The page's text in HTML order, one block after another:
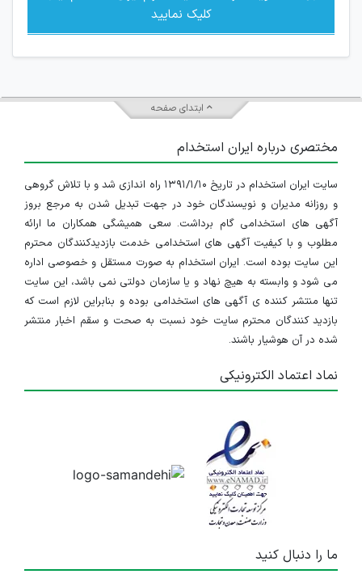
کلیک نمایید
ابتدای صفحه
مختصری درباره ایران استخدام
سایت ایران استخدام در تاریخ ۱۳۹۱/۱/۱۰ راه اندازی شد و با تلاش گروهی
و روزانه مدیران و نویسندگان خود در جهت تبدیل شدن به مرجع بروز
آگهی های استخدامی گام برداشت. سعی همیشگی همکاران ما ارائه
مطلوب و با کیفیت آگهی های استخدامی خدمت بازدیدکنندگان محترم
این سایت بوده است. ایران استخدام به صورت مستقل و خصوصی اداره
می شود و وابسته به هیچ نهاد و یا سازمان دولتی نمی باشد، این سایت
تنها منتشر کننده ی آگهی های استخدامی بوده و بنابراین لازم است که
بازدید کنندگان محترم سایت خود نسبت به صحت و سقم اخبار منتشر
شده در آن هوشیار باشند.
نماد اعتماد الکترونیکی
ما را دنبال کنید